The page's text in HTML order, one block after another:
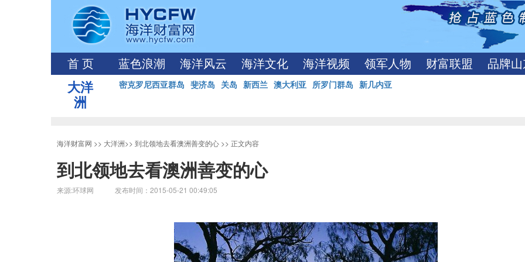
首 页 蓝色浪潮 海洋风云 海洋文化 海洋视频 领军人物 财富联盟 品牌
大洋
洲
密克罗尼西亚群岛 斐济岛 关岛 新西兰 澳大利亚 所罗门群岛 新几内亚
海洋财富网 >> 大洋洲>> 到北领地去看澳洲善变的心 >> 正文内容
到北领地去看澳洲善变的心
来源:环球网 发布时间：2015-05-21 00:49:05